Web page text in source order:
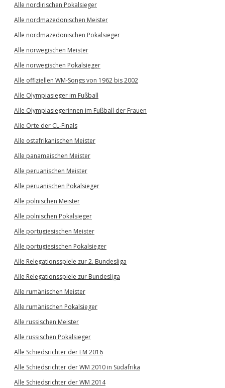
Alle nordirischen Pokalsieger
Alle nordmazedonischen Meister
Alle nordmazedonischen Pokalsieger
Alle norwegischen Meister
Alle norwegischen Pokalsieger
Alle offiziellen WM-Songs von 1962 bis 2002
Alle Olympiasieger im Fußball
Alle Olympiasiegerinnen im Fußball der Frauen
Alle Orte der CL-Finals
Alle ostafrikanischen Meister
Alle panamaischen Meister
Alle peruanischen Meister
Alle peruanischen Pokalsieger
Alle polnischen Meister
Alle polnischen Pokalsieger
Alle portugiesischen Meister
Alle portugiesischen Pokalsieger
Alle Relegationsspiele zur 2. Bundesliga
Alle Relegationsspiele zur Bundesliga
Alle rumänischen Meister
Alle rumänischen Pokalsieger
Alle russischen Meister
Alle russischen Pokalsieger
Alle Schiedsrichter der EM 2016
Alle Schiedsrichter der WM 2010 in Südafrika
Alle Schiedsrichter der WM 2014